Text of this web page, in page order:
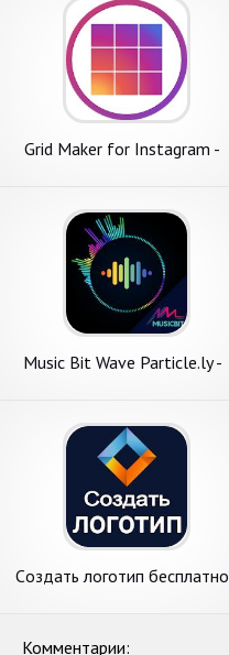
Grid Maker for Instagram -
Music Bit Wave Particle.ly -
Cоздать логотип бесплатно
Комментарии: